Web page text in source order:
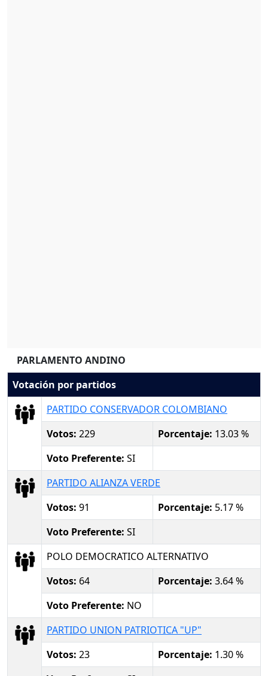
PARLAMENTO ANDINO
Votación por partidos
PARTIDO CONSERVADOR COLOMBIANO
Votos: 229 Porcentaje: 13.03 %
Voto Preferente: SI
PARTIDO ALIANZA VERDE
Votos: 91 Porcentaje: 5.17 %
Voto Preferente: SI
POLO DEMOCRATICO ALTERNATIVO
Votos: 64 Porcentaje: 3.64 %
Voto Preferente: NO
PARTIDO UNION PATRIOTICA "UP"
Votos: 23 Porcentaje: 1.30 %